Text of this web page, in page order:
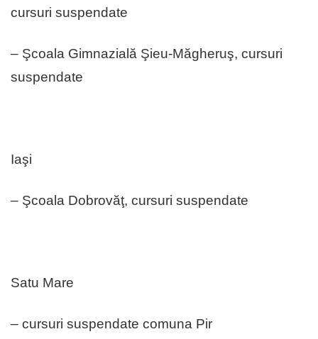
cursuri suspendate
– Şcoala Gimnazială Şieu-Măgheruş, cursuri
suspendate
Iaşi
– Şcoala Dobrovăţ, cursuri suspendate
Satu Mare
– cursuri suspendate comuna Pir